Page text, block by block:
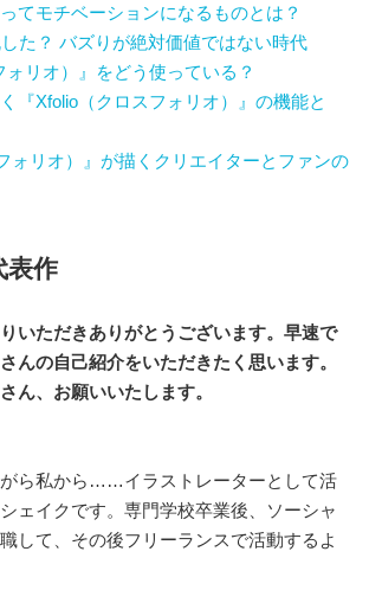
てモチベーションになるものとは？
た？ バズりが絶対価値ではない時代
ォリオ）』をどう使っている？
『Xfolio（クロスフォリオ）』の機能と
ォリオ）』が描くクリエイターとファンの
表作
いただきありがとうございます。早速で
んの自己紹介をいただきたく思います。
ん、お願いいたします。
ら私から……イラストレーターとして活
ェイクです。専門学校卒業後、ソーシャ
して、その後フリーランスで活動するよ